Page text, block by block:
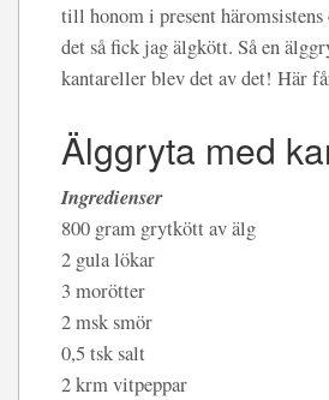
till honom i present
det så fick jag älgkött. Så en
kantareller blev det av det! Här
Älggryta med
Ingredienser
800 gram grytkött av älg
2 gula lökar
3 morötter
2 msk smör
0,5 tsk salt
2 krm vitpeppar